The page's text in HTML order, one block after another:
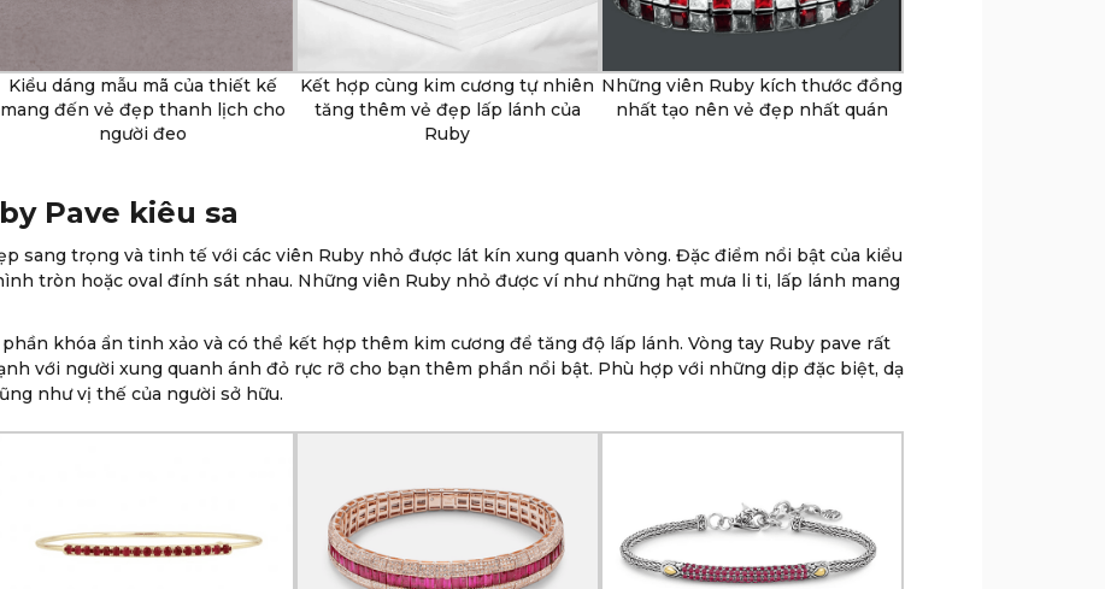
Kiểu dáng mẫu mã của thiết kế
mang đến vẻ đẹp thanh lịch cho
người đeo
Kết hợp cùng kim cương tự nhiên
tăng thêm vẻ đẹp lấp lánh của
Ruby
Những viên Ruby kích thước đồng
nhất tạo nên vẻ đẹp nhất quán
Pave kiêu sa
sang trọng và tinh tế với các viên Ruby nhỏ được lát kín xung quanh vòng. Đặc điểm nổi bật của kiểu
tròn hoặc oval đính sát nhau. Những viên Ruby nhỏ được ví như những hạt mưa li ti, lấp lánh mang
khóa ẩn tinh xảo và có thể kết hợp thêm kim cương để tăng độ lấp lánh. Vòng tay Ruby pave rất
với người xung quanh ánh đỏ rực rỡ cho bạn thêm phần nổi bật. Phù hợp với những dịp đặc biệt, dạ
như vị thế của người sở hữu.